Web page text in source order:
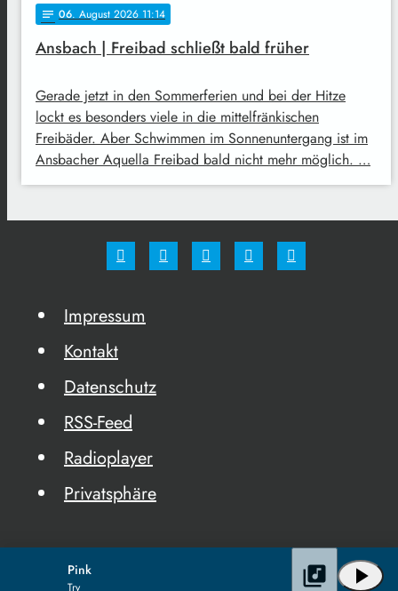
notes 06. August 2026 11:14
Ansbach | Freibad schließt bald früher
Gerade jetzt in den Sommerferien und bei der Hitze
lockt es besonders viele in die mittelfränkischen
Freibäder. Aber Schwimmen im Sonnenuntergang ist im
Ansbacher Aquella Freibad bald nicht mehr möglich. …
Impressum
Kontakt
Datenschutz
RSS-Feed
Radioplayer
Privatsphäre
Pink
Try play_arrow
library_music